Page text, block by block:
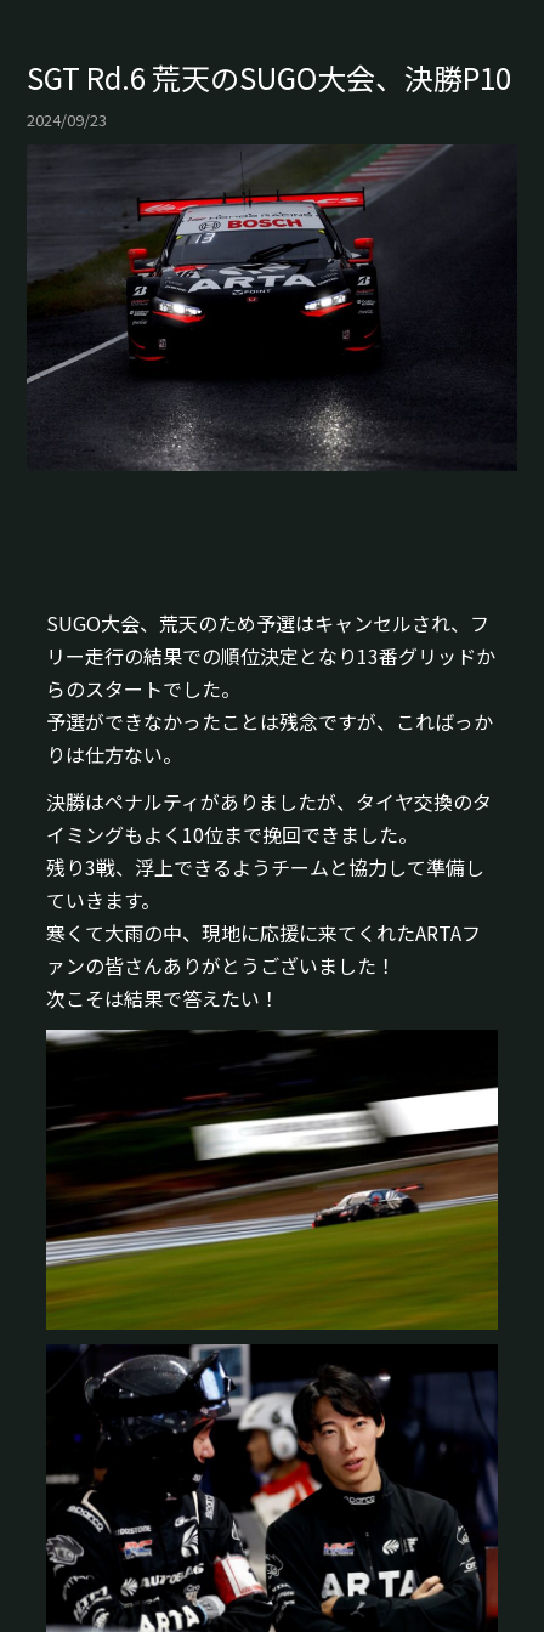
SGT Rd.6 荒天のSUGO大会、決勝P10
2024/09/23
SUGO大会、荒天のため予選はキャンセルされ、フ
リー走行の結果での順位決定となり13番グリッドか
らのスタートでした。
予選ができなかったことは残念ですが、こればっか
りは仕方ない。
決勝はペナルティがありましたが、タイヤ交換のタ
イミングもよく10位まで挽回できました。
残り3戦、浮上できるようチームと協力して準備し
ていきます。
寒くて大雨の中、現地に応援に来てくれたARTAフ
ァンの皆さんありがとうございました！
次こそは結果で答えたい！